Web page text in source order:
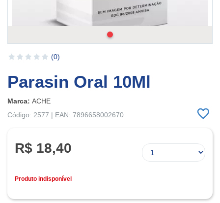
(0)
Parasin Oral 10Ml
Marca: ACHE
Código: 2577 | EAN: 7896658002670
R$ 18,40
Produto indisponível